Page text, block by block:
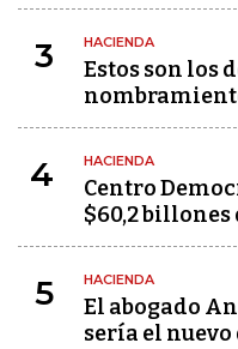
3 HACIENDA
Estos son los
4 HACIENDA
Centro
$60,2 billones
5 HACIENDA
El abogado
sería el